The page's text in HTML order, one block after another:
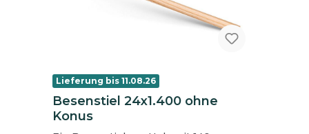
Lieferung bis 11.08.26
Besenstiel 24x1.400 ohne
Konus